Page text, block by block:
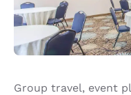
Group travel, event